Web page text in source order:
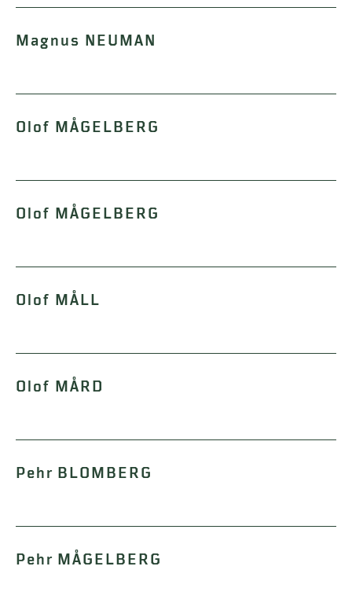
Magnus NEUMAN
Olof MÅGELBERG
Olof MÅGELBERG
Olof MÅLL
Olof MÅRD
Pehr BLOMBERG
Pehr MÅGELBERG